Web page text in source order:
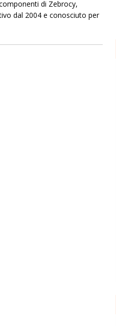
di Zebrocy,
dal 2004 e conosciuto per